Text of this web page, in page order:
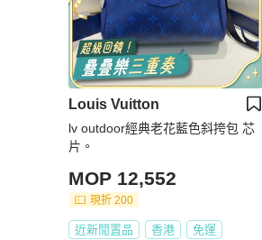
Louis Vuitton
lv outdoor經典老花藍色斜挎包 芯
片。
MOP 12,552
現折 200
近新閒置品 香港 免運